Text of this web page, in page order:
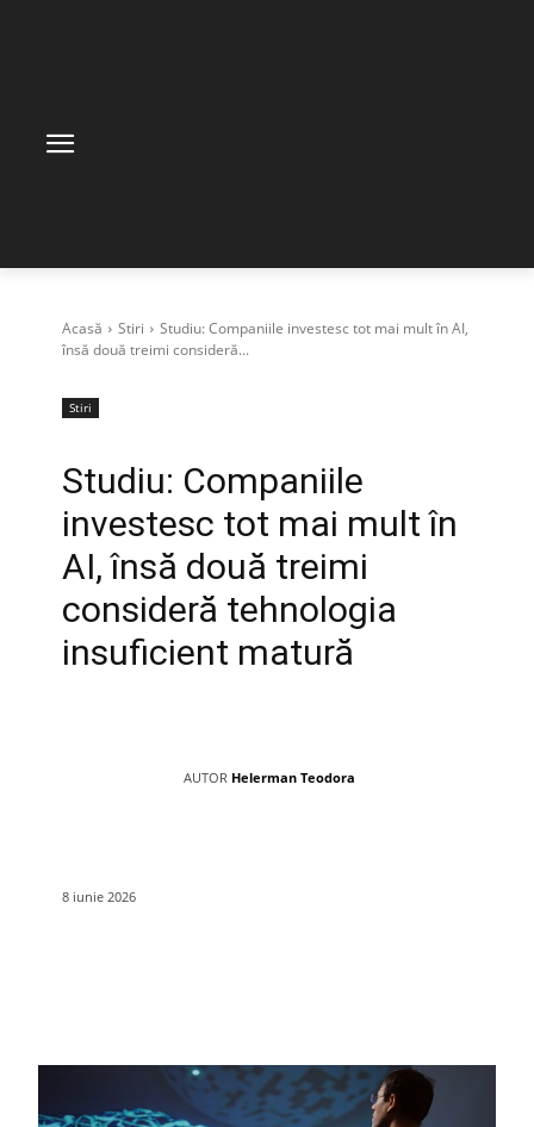
Acasă Stiri
Studiu: Companiile investesc tot mai mult în AI,
însă două treimi consideră...
Stiri
Studiu: Companiile
investesc tot mai mult în
AI, însă două treimi
consideră tehnologia
insuficient matură
AUTOR Helerman Teodora
8 iunie 2026